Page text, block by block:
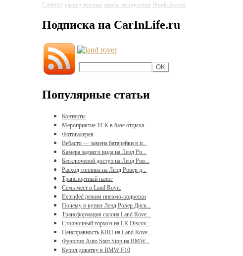
Самара расход топлива замена по гарантии Honda Accord
Подписка на CarInLife.ru
Популярные статьи
Контакты
Мероприятие ТСК в базе отдыха ...
Фотогалерея
Вебасто — замена батарейки в п...
Камера заднего вида на Ленд Ро...
Бесключевой доступ на Ленд Ров...
Расход топлива на Ленд Ровер д...
Транспортный налог
Семь мест в Land Rover
Extended режим пневмо-подвески
Почему я купил Ленд Ровер Диск...
Трансформация салона Land Rove...
Стояночный тормоз на LR Discov...
Неисправность КПП на Land Rove...
Функция Auto Start Stop на BMW...
Купил докатку в BMW F10